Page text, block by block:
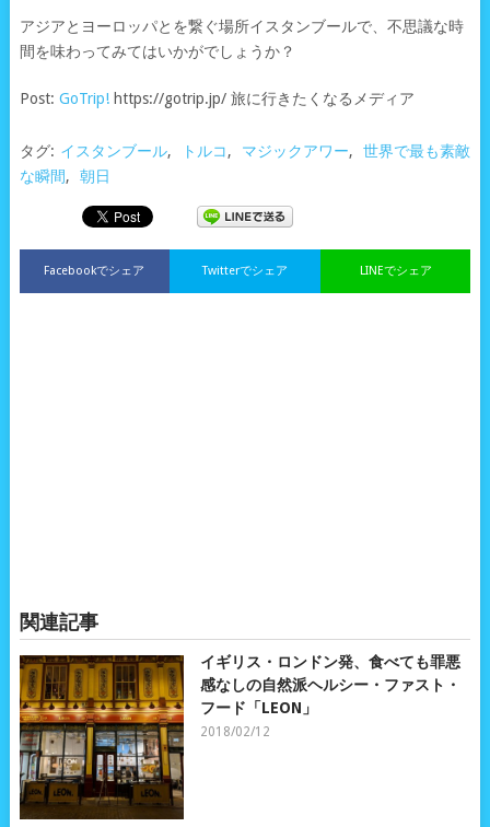
アジアとヨーロッパとを繋ぐ場所イスタンブールで、不思議な時
間を味わってみてはいかがでしょうか？
Post: GoTrip!https://gotrip.jp/ 旅に行きたくなるメディア
タグ: イスタンブール, トルコ, マジックアワー,
世界で最も素敵
な瞬間, 朝日
Facebookでシェア LINEでシェア
Twitterでシェア
関連記事
イギリス・ロンドン発、食べても罪悪
感なしの自然派ヘルシー・ファスト・
フード「LEON」
2018/02/12